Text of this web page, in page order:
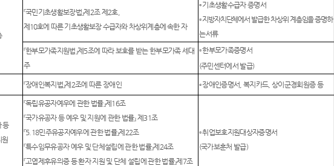
『국민기초생활보장법』제 2조 제 2호,
제 10호에 따른 기초생활보장 수급자와 차상위계층에 속한 자
▫기초생활수급자 증명서
▫ 지방자치단체에서 발급한 차상위 계층임을 증명하
는 서류
『한부모가족지원법 』제 5조에 따라 보호를 받는 한부모가족 세대
주
▫한부모가족증명서
(주민센터에서 발급)
『장애인복지법』제 2조에 따른 장애인 ▫장애인증명서 복지카드, 상이군경회원증 등
등
『독립유공자예우에 관한 법률』제 16조
『국가유공자 등 예우 및 지원에 관한 법률』제 31조
『5.18민주유공자예우에 관한 법률』제 22조
『특수임무유공자 예우 및 단체설립에 관한 법률』제 24조
『고엽제후유의증 등 환자 지원 및 단체 설립에 관한 법률』제 7조
▫취업보호지원대상자증명서
(국가보훈처 발급)